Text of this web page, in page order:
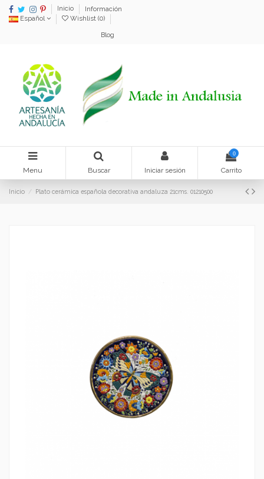
Inicio
Información
Español
Wishlist (0)
Blog
Menu Buscar Iniciar sesión
0
Carrito
Inicio Plato cerámica española decorativa andaluza 21cms. 01210500